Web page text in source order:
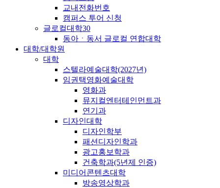
교내전화번호
캠퍼스 투어 신청
글로컬대학30
동아ㆍ동서 글로컬 연합대학
대학/대학원
대학
스텔라예술대학(2027년)
임권택영화예술대학
영화과
뮤지컬엔터테인먼트과
연기과
디자인대학
디자인학부
패션디자인학과
광고홍보학과
건축학과(5년제 인증)
미디어콘텐츠대학
방송영상학과